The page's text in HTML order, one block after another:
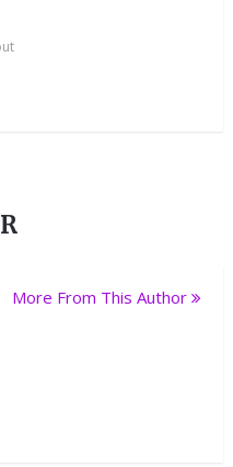
More From This Author